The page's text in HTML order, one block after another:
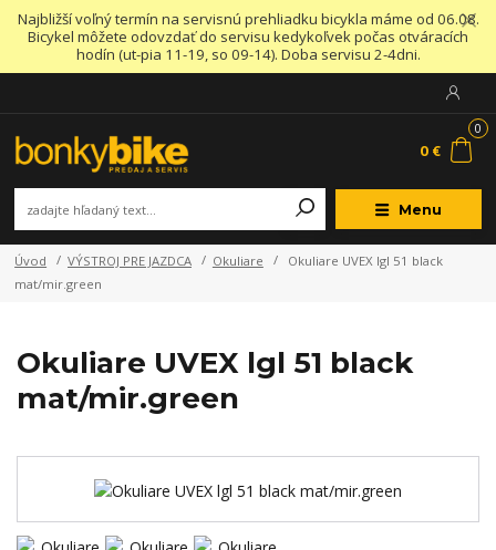
Najbližší voľný termín na servisnú prehliadku bicykla máme od 06.08.
Bicykel môžete odovzdať do servisu kedykoľvek počas otváracích
hodín (ut-pia 11-19, so 09-14). Doba servisu 2-4dni.
Menu
0
0 €
Úvod VÝSTROJ PRE JAZDCA Okuliare
Okuliare UVEX lgl 51 black
mat/mir.green
Okuliare UVEX lgl 51 black
mat/mir.green